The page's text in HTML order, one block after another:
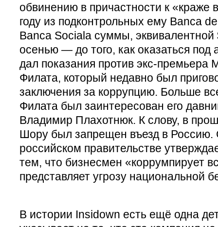
обвинению в причастности к
году из подконтрольных ему Banca
Banca Sociala суммы,
осенью — до того, как оказаться
дал показания против экс-
Филата, который недавно был
заключения за коррупцию. Больше
Филата был заинтересован его
Владимир Плахотнюк. К слову, в
Шору был запрещен въезд в Россию.
российском правительстве
тем, что бизнесмен «коррумпирует
представляет угрозу национальной
В истории Insidown есть ещё одна